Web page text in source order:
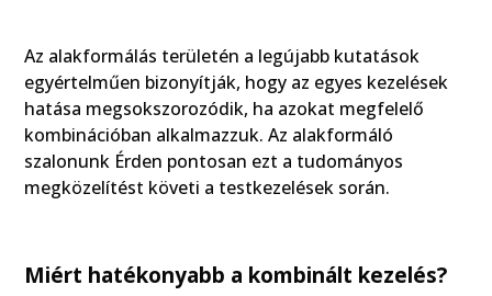
Az alakformálás területén a legújabb kutatások
egyértelműen bizonyítják, hogy az egyes kezelések
hatása megsokszorozódik, ha azokat megfelelő
kombinációban alkalmazzuk. Az alakformáló
szalonunk Érden pontosan ezt a tudományos
megközelítést követi a testkezelések során.
Miért hatékonyabb a kombinált kezelés?